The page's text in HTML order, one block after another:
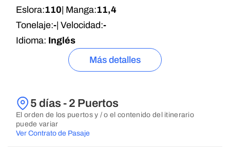
Eslora:110 | Manga:11,4
Tonelaje:- | Velocidad:-
Idioma: Inglés
Más detalles
5 días - 2 Puertos
El orden de los puertos y / o el contenido del itinerario
puede variar
Ver Contrato de Pasaje